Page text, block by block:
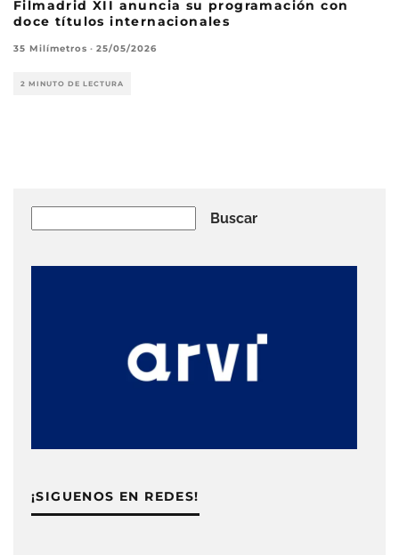
Filmadrid XII anuncia su programación con
doce títulos internacionales
35 Milímetros · 25/05/2026
2 MINUTO DE LECTURA
Buscar
¡SIGUENOS EN REDES!